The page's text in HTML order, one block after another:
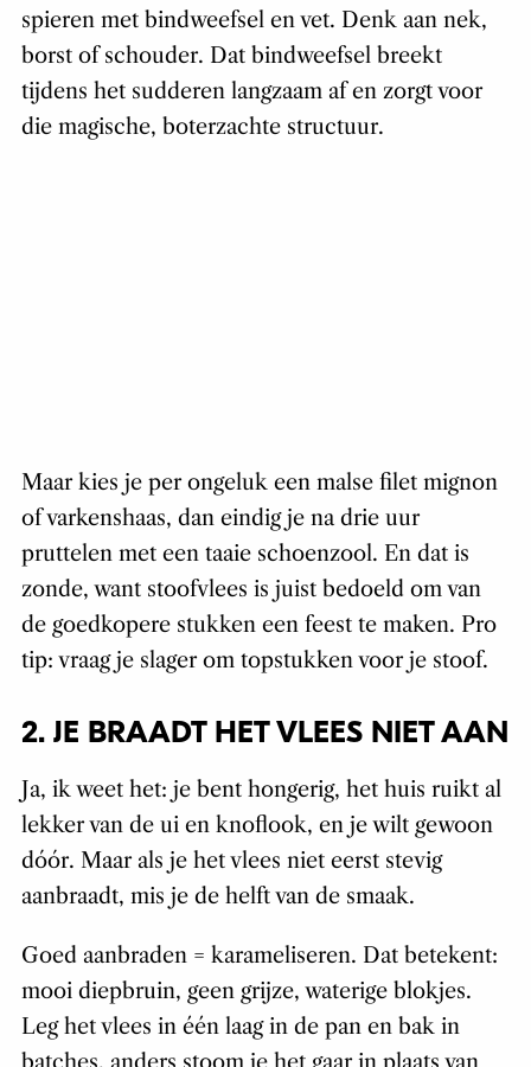
spieren met bindweefsel en vet. Denk aan nek,
borst of schouder. Dat bindweefsel breekt
tijdens het sudderen langzaam af en zorgt voor
die magische, boterzachte structuur.
Maar kies je per ongeluk een malse filet mignon
of varkenshaas, dan eindig je na drie uur
pruttelen met een taaie schoenzool. En dat is
zonde, want stoofvlees is juist bedoeld om van
de goedkopere stukken een feest te maken. Pro
tip: vraag je slager om topstukken voor je stoof.
2. JE BRAADT HET VLEES NIET AAN
Ja, ik weet het: je bent hongerig, het huis ruikt al
lekker van de ui en knoflook, en je wilt gewoon
dóór. Maar als je het vlees niet eerst stevig
aanbraadt, mis je de helft van de smaak.
Goed aanbraden = karameliseren. Dat betekent:
mooi diepbruin, geen grijze, waterige blokjes.
Leg het vlees in één laag in de pan en bak in